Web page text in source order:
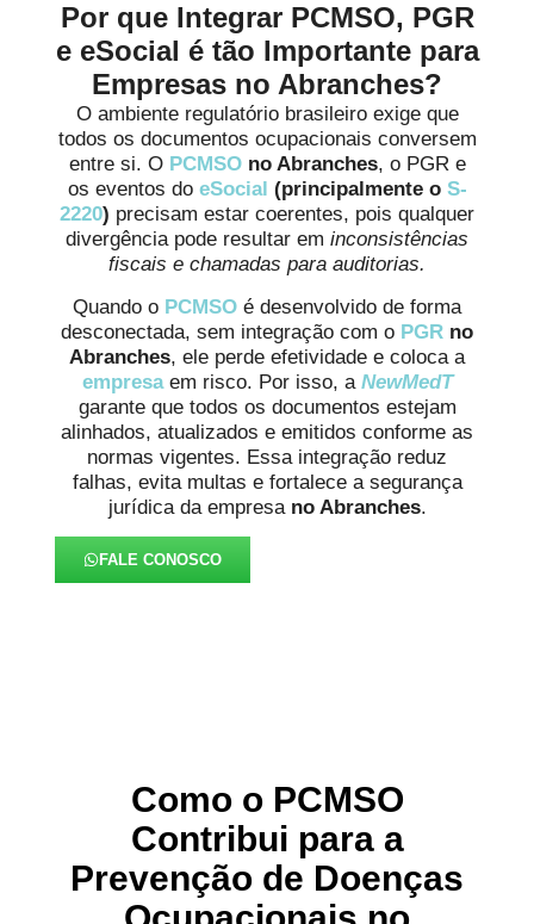
Por que Integrar PCMSO, PGR
e eSocial é tão Importante para
Empresas no Abranches?
O ambiente regulatório brasileiro exige que
todos os documentos ocupacionais conversem
entre si. O PCMSOno Abranches, o PGR e
os eventos do eSocial (principalmente o S-
2220) precisam estar coerentes, pois qualquer
divergência pode resultar em inconsistências
fiscais e chamadas para auditorias.
Quando o PCMSO é desenvolvido de forma
desconectada, sem integração com o PGR no
Abranches, ele perde efetividade e coloca a
empresaem risco. Por isso, a NewMedT
garante que todos os documentos estejam
alinhados, atualizados e emitidos conforme as
normas vigentes. Essa integração reduz
falhas, evita multas e fortalece a segurança
jurídica da empresa no Abranches.
FALE CONOSCO
Como o PCMSO
Contribui para a
Prevenção de Doenças